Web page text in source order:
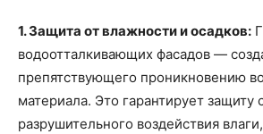
1. Защита от влажности и осадков:
водоотталкивающих фасадов —
препятствующего проникновению
материала. Это гарантирует защиту
разрушительного воздействия